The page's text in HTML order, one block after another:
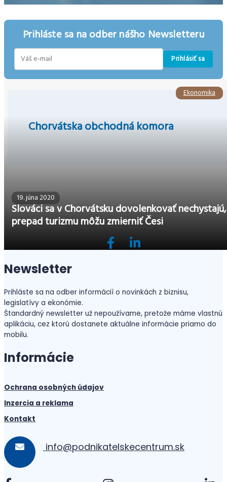
Prihláste sa na odber nášho Newsletteru
Prihlásiť sa
Chorvátska obchodná komora
19. júna 2020
Slováci sa v Chorvátsku dovolenkovať nechystajú,
prepad turizmu môžu zmierniť Česi
Ekonomika
Newsletter
Prihláste sa na odber informácií o novinkách z biznisu,
legislatívy a ekonómie.
Štandardný newsletter už nepoužívame, pretože máme vlastnú
aplikáciu, cez ktorú dostanete aktuálne informácie priamo do
mobilu.
Informácie
Ochrana osobných údajov
Inzercia a reklama
Kontakt
info@podnikatelskecentrum.sk